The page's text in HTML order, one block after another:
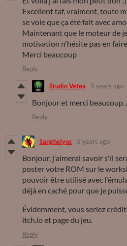
Excellent taf, vraiment, toute
se voie que ça été fait avec
Maintenant que le moteur de
motivation n'hésite pas en
Merci beaucoup
Reply
Studio Vetea 5 years ago
Bonjour et merci beaucoup.
Reply
Sanghelyos 5 years ago
Bonjour, j'aimerai savoir s'il
poster votre ROM sur le
pouvoir être utilisé avec
déjà en caché pour que je
Évidemment, vous seriez
itch.io et page du jeu.
Reply